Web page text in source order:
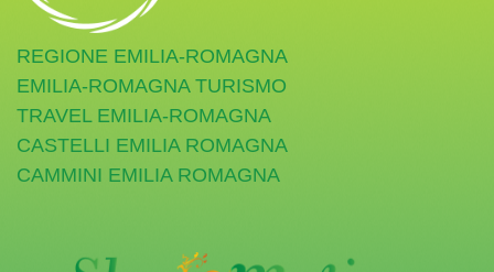
REGIONE EMILIA-ROMAGNA
EMILIA-ROMAGNA TURISMO
TRAVEL EMILIA-ROMAGNA
CASTELLI EMILIA ROMAGNA
CAMMINI EMILIA ROMAGNA